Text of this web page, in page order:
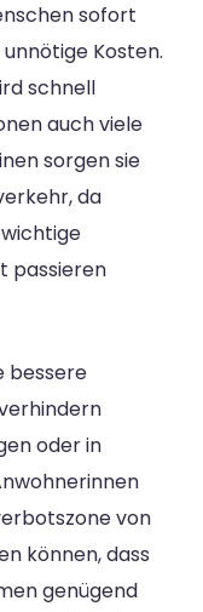
sofort
Kosten.
schnell
auch viele
sorgen sie
da
passieren
bessere
oder in
von
können, dass
genügend